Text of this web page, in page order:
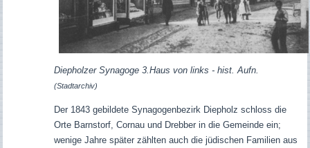
Diepholzer Synagoge 3.Haus von links - hist. Aufn.
(Stadtarchiv)
Der 1843 gebildete Synagogenbezirk Diepholz schloss die
Orte Barnstorf, Cornau und Drebber in die Gemeinde ein;
wenige Jahre später zählten auch die jüdischen Familien aus